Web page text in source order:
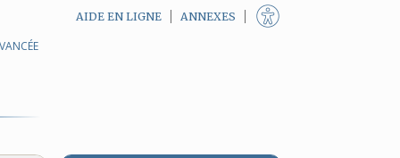
AIDE EN LIGNE ANNEXES